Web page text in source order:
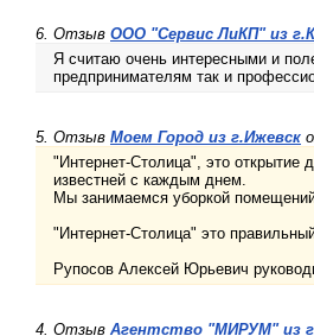
6. Отзыв ООО "Сервис ЛиКП" из
Я считаю очень интересными и
предпринимателям так и
5. Отзыв Моем Город из г.Ижевск
"Интернет-Столица", это
известней с каждым днем.
Мы занимаемся уборкой
"Интернет-Столица" это
Рупосов Алексей Юрьевич
4. Отзыв Агентство "МИРУМ" из